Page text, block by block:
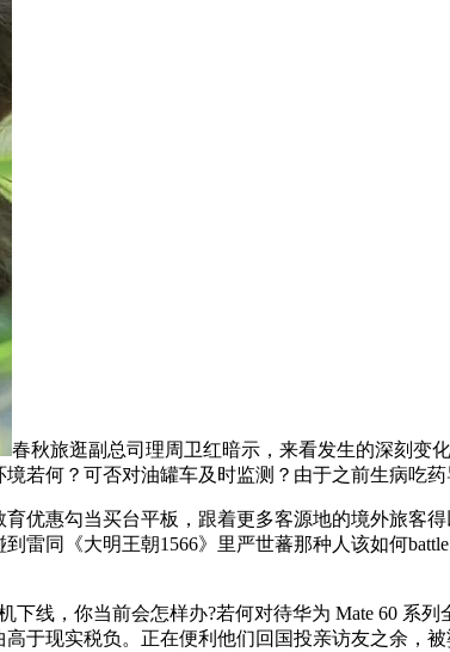
春秋旅逛副总司理周卫红暗示，来看发生的深刻变
何？可否对油罐车及时监测？由于之前生病吃
惠勾当买台平板，跟着更多客源地的境外旅客
同《大明王朝1566》里严世蕃那种人该如何
线，你当前会怎样办?若何对待华为 Mate 60 系
于现实税负。正在便利他们回国投亲访友之余，